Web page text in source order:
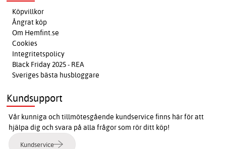
Köpvillkor
Ångrat köp
Om Hemfint.se
Cookies
Integritetspolicy
Black Friday 2025 - REA
Sveriges bästa husbloggare
Kundsupport
Vår kunniga och tillmötesgående kundservice finns här för att
hjälpa dig och svara på alla frågor som rör ditt köp!
Kundservice